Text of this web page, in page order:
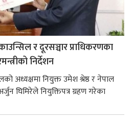
र दूरसञ्चार प्राधिकरणका
निर्देशन
अध्यक्षमा नियुक्त उमेश श्रेष्ठ र नेपाल
घिमिरेले नियुक्तिपत्र ग्रहण गरेका